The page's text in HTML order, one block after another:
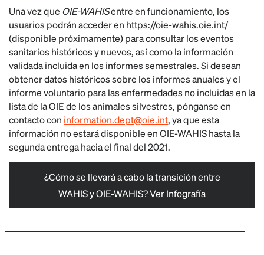
Una vez que OIE-WAHISentre en funcionamiento, los
usuarios podrán acceder en https://oie-wahis.oie.int/
(disponible próximamente) para consultar los eventos
sanitarios históricos y nuevos, así como la información
validada incluida en los informes semestrales. Si desean
obtener datos históricos sobre los informes anuales y el
informe voluntario para las enfermedades no incluidas en la
lista de la OIE de los animales silvestres, pónganse en
contacto con information.dept@oie.int, ya que esta
información no estará disponible en OIE-WAHIS hasta la
segunda entrega hacia el final del 2021.
¿Cómo se llevará a cabo la transición entre
WAHIS y OIE-WAHIS? Ver Infografía